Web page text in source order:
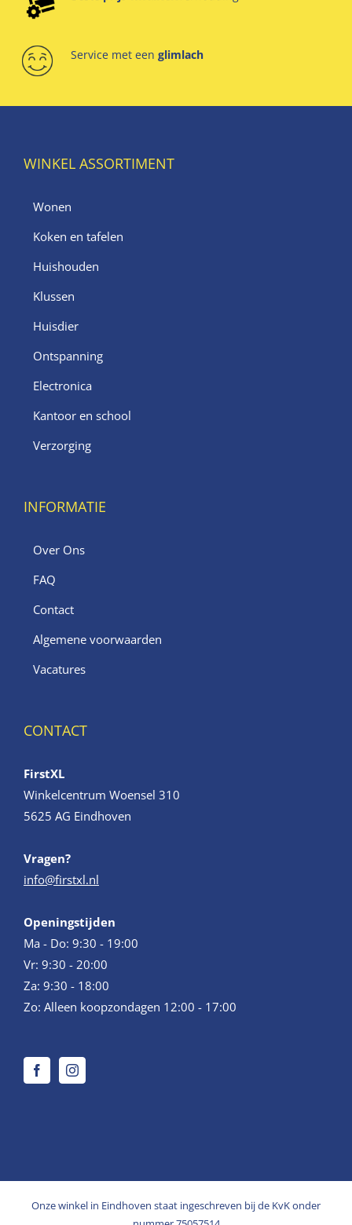
Service met een glimlach
WINKEL ASSORTIMENT
Wonen
Koken en tafelen
Huishouden
Klussen
Huisdier
Ontspanning
Electronica
Kantoor en school
Verzorging
INFORMATIE
Over Ons
FAQ
Contact
Algemene voorwaarden
Vacatures
CONTACT
FirstXL
Winkelcentrum Woensel 310
5625 AG Eindhoven
Vragen?
info@firstxl.nl
Openingstijden
Ma - Do: 9:30 - 19:00
Vr: 9:30 - 20:00
Za: 9:30 - 18:00
Zo: Alleen koopzondagen 12:00 - 17:00
Onze winkel in Eindhoven staat ingeschreven bij de KvK onder